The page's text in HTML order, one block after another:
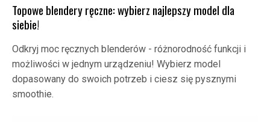
Topowe blendery ręczne: wybierz najlepszy model dla
siebie!
Odkryj moc ręcznych blenderów - różnorodność funkcji i
możliwości w jednym urządzeniu! Wybierz model
dopasowany do swoich potrzeb i ciesz się pysznymi
smoothie.